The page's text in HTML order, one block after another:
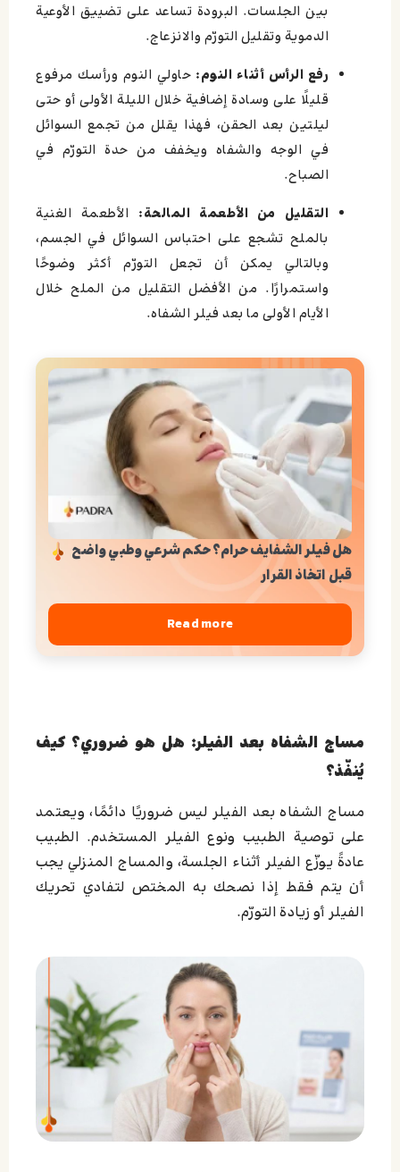
بين الجلسات. البرودة تساعد على تضييق الأوعية
الدموية وتقليل التورّم والانزعاج.
رفع الرأس أثناء النوم: حاولي النوم ورأسك مرفوع
قليلًا على وسادة إضافية خلال الليلة الأولى أو حتى
ليلتين بعد الحقن، فهذا يقلل من تجمع السوائل
في الوجه والشفاه ويخفف من حدة التورّم في
الصباح.
التقليل من الأطعمة المالحة: الأطعمة الغنية
بالملح تشجع على احتباس السوائل في الجسم،
وبالتالي يمكن أن تجعل التورّم أكثر وضوحًا
واستمرارًا. من الأفضل التقليل من الملح خلال
الأيام الأولى ما بعد فيلر الشفاه.
هل فيلر الشفايف حرام؟ حكم شرعي وطبي واضح
قبل اتخاذ القرار
Read more
مساج الشفاه بعد الفيلر: هل هو ضروري؟ كيف
يُنفّذ؟
مساج الشفاه بعد الفيلر ليس ضروريًا دائمًا، ويعتمد
على توصية الطبيب ونوع الفيلر المستخدم. الطبيب
عادةً يوزّع الفيلر أثناء الجلسة، والمساج المنزلي يجب
أن يتم فقط إذا نصحك به المختص لتفادي تحريك
الفيلر أو زيادة التورّم.